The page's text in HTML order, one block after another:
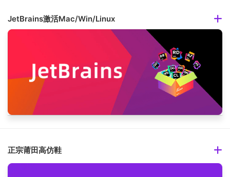
JetBrains激活Mac/Win/Linux
正宗莆田高仿鞋